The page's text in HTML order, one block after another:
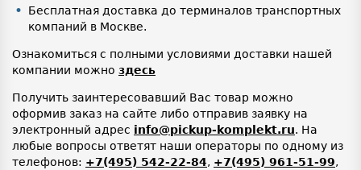
Бесплатная доставка до терминалов транспортных
компаний в Москве.
Ознакомиться с полными условиями доставки нашей
компании можно здесь
Получить заинтересовавший Вас товар можно
оформив заказ на сайте либо отправив заявку на
электронный адрес info@pickup-komplekt.ru. На
любые вопросы ответят наши операторы по одному из
телефонов: +7(495) 542-22-84, +7(495) 961-51-99,